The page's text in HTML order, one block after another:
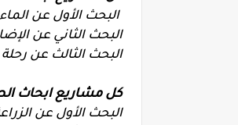
البحث الأول عن
البحث الثاني عن
البحث الثالث عن رحلة
كل مشاريع ابحاث
البحث الأول عن